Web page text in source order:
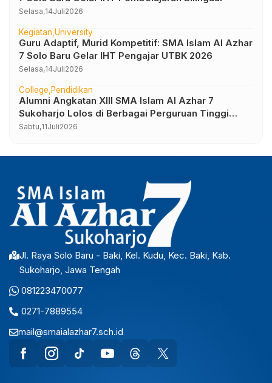
Selasa,14Juli2026
Kegiatan University
Guru Adaptif, Murid Kompetitif: SMA Islam Al Azhar
7 Solo Baru Gelar IHT Pengajar UTBK 2026
Selasa,14Juli2026
College Pendidikan
Alumni Angkatan XIII SMA Islam Al Azhar 7
Sukoharjo Lolos di Berbagai Perguruan Tinggi
Negeri dan Luar Negeri
Sabtu,11Juli2026
Jl. Raya Solo Baru - Baki, Kel. Kudu, Kec. Baki, Kab.
Sukoharjo, Jawa Tengah
081223470077
0271-7889554
mail@smaialazhar7.sch.id